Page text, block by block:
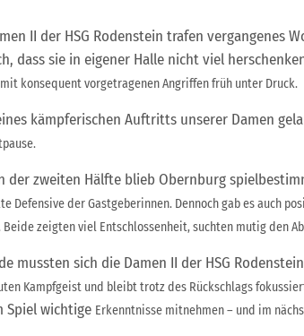
II der HSG Rodenstein trafen vergangenes
dass sie in eigener Halle nicht viel
konsequent vorgetragenenAngriffen früh unter Druck.
kämpferischen Auftritts unserer Damen
der zweiten Hälfte blieb Obernburg
Defensiveder Gastgeberinnen. Dennoch gab es auch
Beide zeigtenviel Entschlossenheit, suchten mutig den
mussten sich die Damen II der HSG
Kampfgeist und bleibt trotz des Rückschlags
Spiel wichtige Erkenntnisse mitnehmen – und im